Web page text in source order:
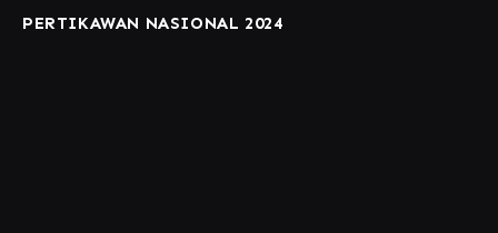
PERTIKAWAN NASIONAL 2024